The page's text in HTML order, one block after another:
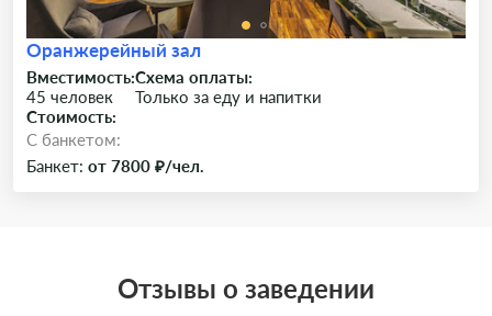
Оранжерейный зал
Вместимость:
45 человек
Схема оплаты:
Только за еду и напитки
Стоимость:
C банкетом:
Банкет: от 7800 ₽/чел.
Отзывы о заведении